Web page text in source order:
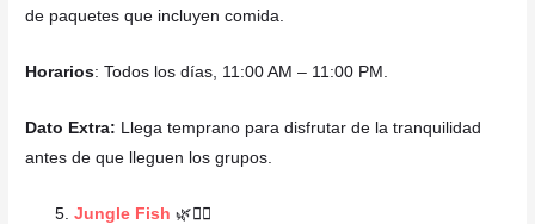
de paquetes que incluyen comida.
Horarios: Todos los días, 11:00 AM – 11:00 PM.
Dato Extra: Llega temprano para disfrutar de la tranquilidad
antes de que lleguen los grupos.
Jungle Fish 🌿🏊‍♀️